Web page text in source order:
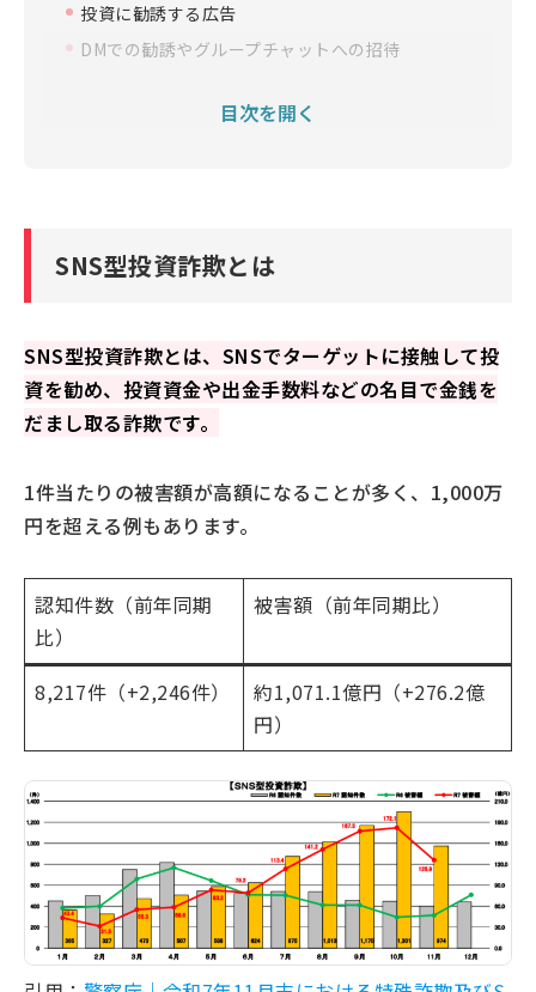
投資に勧誘する広告
DMでの勧誘やグループチャットへの招待
チェックする
金融トラブル防止ガイドブックを確認する
LINEアカウントが公式かどうか確認する
投資を勧めている「著名人」がなりすましでないか
投資に関係する「暗号資産」や「投資アプリ」など
が実在するか確認する
する
振込先の口座に不審な点がないか確認する
おいしい投資話に乗る前に詐欺を疑いましょう
目次を開く
SNS型投資詐欺とは
SNS型投資詐欺とは、SNSでターゲットに接触して投
資を勧め、投資資金や出金手数料などの名目で金銭を
だまし取る詐欺です。
1件当たりの被害額が高額になることが多く、1,000万
円を超える例もあります。
認知件数（前年同期
比）
被害額（前年同期比）
8,217件（+2,246件）
約1,071.1億円（+276.2億
円）